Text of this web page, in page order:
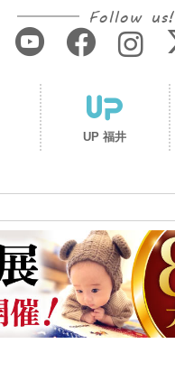
Follow us!
UP 福井